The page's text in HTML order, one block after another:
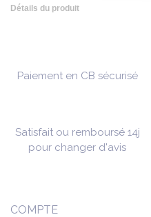
Détails du produit
Paiement en CB sécurisé
Satisfait ou remboursé 14j
pour changer d'avis
COMPTE